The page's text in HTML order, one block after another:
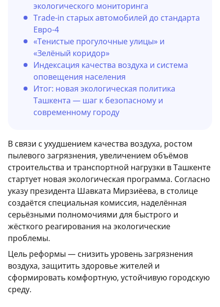
экологического мониторинга
Trade-in старых автомобилей до стандарта
Евро-4
«Тенистые прогулочные улицы» и
«Зелёный коридор»
Индексация качества воздуха и система
оповещения населения
Итог: новая экологическая политика
Ташкента — шаг к безопасному и
современному городу
В связи с ухудшением качества воздуха, ростом
пылевого загрязнения, увеличением объёмов
строительства и транспортной нагрузки в Ташкенте
стартует новая экологическая программа. Согласно
указу президента Шавката Мирзиёева, в столице
создаётся специальная комиссия, наделённая
серьёзными полномочиями для быстрого и
жёсткого реагирования на экологические
проблемы.
Цель реформы — снизить уровень загрязнения
воздуха, защитить здоровье жителей и
сформировать комфортную, устойчивую городскую
среду.